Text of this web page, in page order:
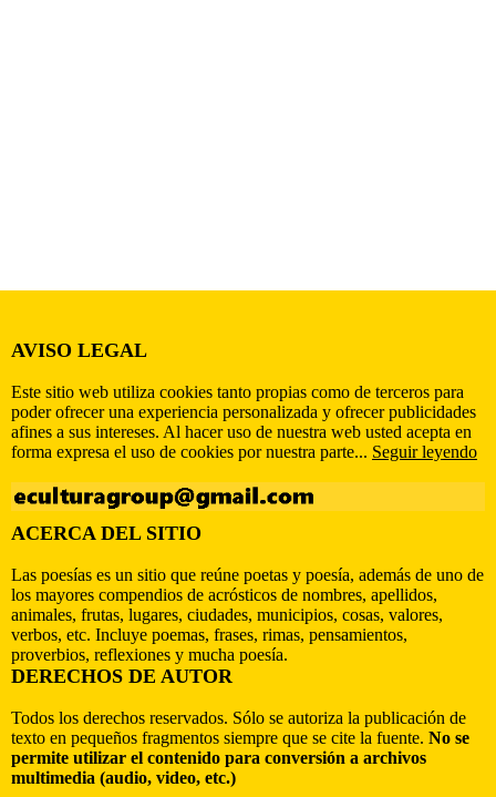
AVISO LEGAL
Este sitio web utiliza cookies tanto propias como de terceros para
poder ofrecer una experiencia personalizada y ofrecer publicidades
afines a sus intereses. Al hacer uso de nuestra web usted acepta en
forma expresa el uso de cookies por nuestra parte... Seguir leyendo
ACERCA DEL SITIO
Las poesías es un sitio que reúne poetas y poesía, además de uno de
los mayores compendios de acrósticos de nombres, apellidos,
animales, frutas, lugares, ciudades, municipios, cosas, valores,
verbos, etc. Incluye poemas, frases, rimas, pensamientos,
proverbios, reflexiones y mucha poesía.
DERECHOS DE AUTOR
Todos los derechos reservados. Sólo se autoriza la publicación de
texto en pequeños fragmentos siempre que se cite la fuente. No se
permite utilizar el contenido para conversión a archivos
multimedia (audio, video, etc.)